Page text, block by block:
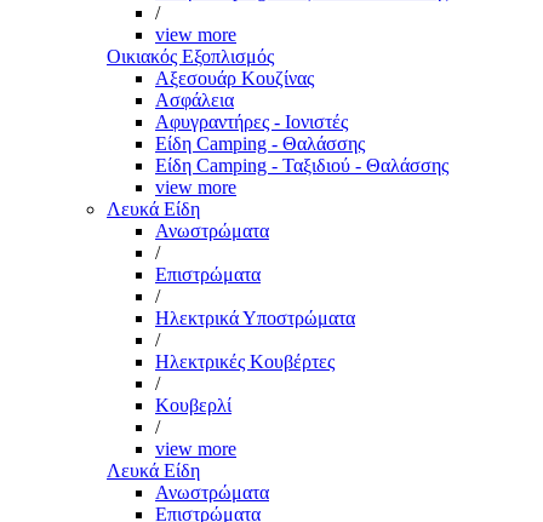
/
view more
Οικιακός Εξοπλισμός
Αξεσουάρ Κουζίνας
Ασφάλεια
Αφυγραντήρες - Ιονιστές
Είδη Camping - Θαλάσσης
Είδη Camping - Ταξιδιού - Θαλάσσης
view more
Λευκά Είδη
Ανωστρώματα
/
Επιστρώματα
/
Ηλεκτρικά Υποστρώματα
/
Ηλεκτρικές Κουβέρτες
/
Κουβερλί
/
view more
Λευκά Είδη
Ανωστρώματα
Επιστρώματα